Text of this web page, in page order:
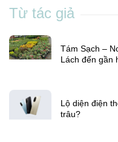
Son Anh
Từ tác giả
Tám Sạch –
Lách đến gần